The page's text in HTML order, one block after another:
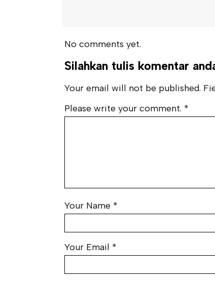
No comments yet.
Silahkan tulis komentar
Your email will not be published.
Please write your comment. *
Your Name *
Your Email *